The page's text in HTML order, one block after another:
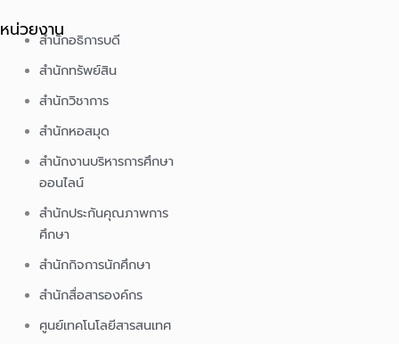
หน่วยงานสำนักอธิการบดี
สำนักทรัพย์สิน
สำนักวิชาการ
สำนักหอสมุด
สำนักงานบริหารการศึกษา
ออนไลน์
สำนักประกันคุณภาพการ
ศึกษา
สำนักกิจการนักศึกษา
สำนักสื่อสารองค์กร
ศูนย์เทคโนโลยีสารสนเทศ